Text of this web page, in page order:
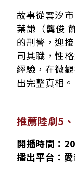
故事從雲汐
葉謙（龔俊
的刑警，迎
司其職，性
經驗，在微
出完整真相。
推薦陸劇5
開播時間：
播出平台：